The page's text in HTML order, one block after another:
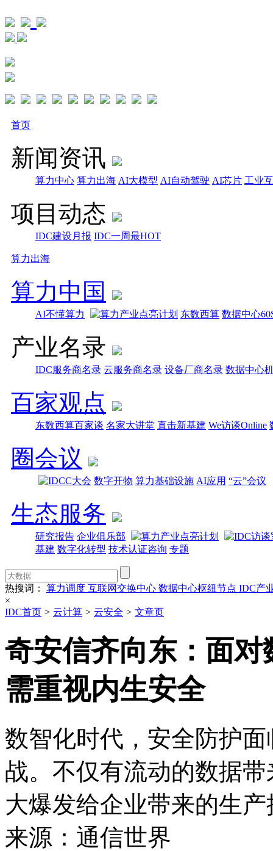
首页
新闻资讯
算力中心 算力出海 AI大模型 AI自动驾驶 AI芯片 工业
项目动态
IDC建设月报 IDC一周最HOT
算力出海
算力中国
AI不懂算力 东数西算 数据中心
产业名录
IDC服务商名录 云服务商名录 设备厂商名录 数据中心
百家观点
东数西算百家谈 名家大讲堂 直击新基建 We访谈Online
圈会议
数字开物 算力基础设施 AI应用 “云”会议
生态服务
研究报告 企业俱乐部
基建 数字化转型 技术认证咨询 专题
热搜词： 算力调度 互联网交换中心 数据中心枢纽节点 IDC产
×
IDC首页 > 云计算 > 云安全 > 文章页
奇安信齐向东：面
需重视内生安全
数智化时代，安全防护
战。不仅有流动的数据
大爆发给企业带来的生产
来源：通信世界